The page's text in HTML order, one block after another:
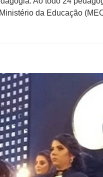
da Educação